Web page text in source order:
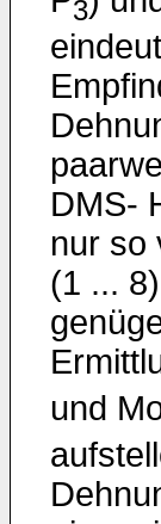
3
DMS-
nur so
(1 ...
und